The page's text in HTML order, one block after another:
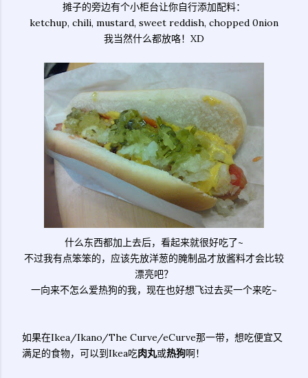
摊子的旁边有个小柜台让你自行添加配料：
ketchup, chili, mustard, sweet reddish, chopped 0nion
我当然什么都放咯！XD
什么东西都加上去后，看起来就很好吃了~
不过我有点笨笨的，应该先放洋葱的腌制品才放酱料才会比较
漂亮吧？
一向来不怎么爱热狗的我，现在也好想飞过去买一个来吃~
如果在Ikea/Ikano/The Curve/eCurve那一带，想吃便宜又
满足的食物，可以到Ikea吃肉丸或热狗啊！